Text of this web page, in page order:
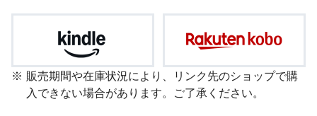
販売期間や在庫状況により、リンク先のショップで購
入できない場合があります。ご了承ください。